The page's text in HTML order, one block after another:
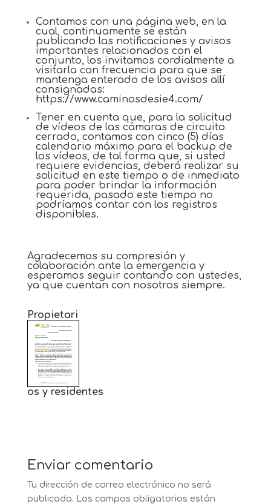
Contamos con una página web, en la
cual, continuamente se están
publicando las notificaciones y avisos
importantes relacionados con el
conjunto, los invitamos cordialmente a
visitarla con frecuencia para que se
mantenga enterado de los avisos allí
consignadas:
https://www.caminosdesie4.com/
Tener en cuenta que, para la solicitud
de vídeos de las cámaras de circuito
cerrado, contamos con cinco (5) días
calendario máximo para el backup de
los vídeos, de tal forma que, si usted
requiere evidencias, deberá realizar su
solicitud en este tiempo o de inmediato
para poder brindar la información
requerida, pasado este tiempo no
podríamos contar con los registros
disponibles.
Agradecemos su compresión y
colaboración ante la emergencia y
esperamos seguir contando con ustedes,
ya que cuentan con nosotros siempre.
Propietari
os y residentes
Enviar comentario
Tu dirección de correo electrónico no será
publicada. Los campos obligatorios están